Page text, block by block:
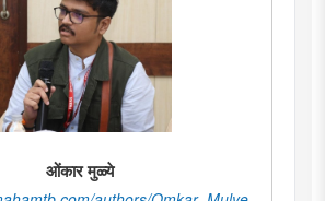
ओंकार मुळ्ये